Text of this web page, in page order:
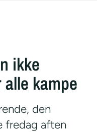
ikke
kampe
den
fredag aften